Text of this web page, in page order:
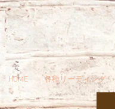
HOME 各種リーディング